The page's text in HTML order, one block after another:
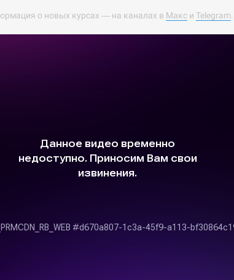
о новых курсах — на каналах в Макс и Telegram